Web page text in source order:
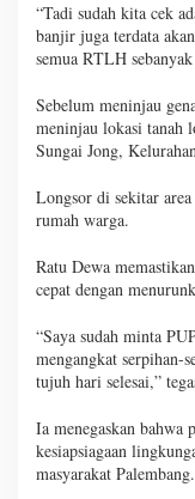
“Tadi sudah kita cek
banjir juga terdata
semua RTLH
Sebelum meninjau
meninjau lokasi tanah
Sungai Jong,
Longsor di sekitar
rumah warga.
Ratu Dewa
cepat dengan
“Saya sudah minta
mengangkat serpihan-
tujuh hari selesai,”
Ia menegaskan
kesiapsiagaan
masyarakat Palembang.